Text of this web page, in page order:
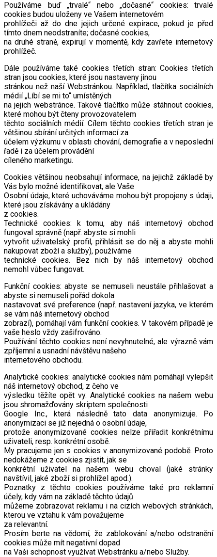
Používáme buď „trvalé“ nebo „dočasné“ cookies: trvalé
cookies budou uloženy ve Vašem internetovém
prohlížeči až do dne jejich určené expirace, pokud je před
tímto dnem neodstraníte; dočasné cookies,
na druhé straně, expirují v momentě, kdy zavřete internetový
prohlížeč.
Dále používáme také cookies třetích stran: Cookies třetích
stran jsou cookies, které jsou nastaveny jinou
stránkou než naší Webstránkou. Například, tlačítka sociálních
médií „Líbí se mi to“ umístěných
na jejich webstránce. Takové tlačítko může stáhnout cookies,
které mohou být čteny provozovatelem
těchto sociálních médií. Cílem těchto cookies třetích stran je
většinou sbírání určitých informací za
účelem výzkumu v oblasti chování, demografie a v neposlední
řadě i za účelem provádění
cíleného marketingu.
Cookies většinou neobsahují informace, na jejichž základě by
Vás bylo možné identifikovat, ale Vaše
Osobní údaje, které uchováváme mohou být propojeny s údaji,
které jsou získávány a ukládány
z cookies.
Technické cookies: k tomu, aby náš internetový obchod
fungoval správně (např. abyste si mohli
vytvořit uživatelský profil, přihlásit se do něj a abyste mohli
nakupovat zboží a služby), používáme
technické cookies. Bez nich by náš internetový obchod
nemohl vůbec fungovat.
Funkční cookies: abyste se nemuseli neustále přihlašovat a
abyste si nemuseli pořád dokola
nastavovat své preference (např. nastavení jazyka, ve kterém
se vám náš internetový obchod
zobrazí), pomáhají vám funkční cookies. V takovém případě je
vaše heslo vždy zašifrováno.
Používání těchto cookies není nevyhnutelné, ale výrazně vám
zpříjemní a usnadní návštěvu našeho
internetového obchodu.
Analytické cookies: analytické cookies nám pomáhají vylepšit
náš internetový obchod, z čeho ve
výsledku těžíte opět vy. Analytické cookies na našem webu
jsou shromažďovány skriptem společnosti
Google Inc., která následně tato data anonymizuje. Po
anonymizaci se již nejedná o osobní údaje,
protože anonymizované cookies nelze přiřadit konkrétnímu
uživateli, resp. konkrétní osobě.
My pracujeme jen s cookies v anonymizované podobě. Proto
nedokážeme z cookies zjistit, jak se
konkrétní uživatel na našem webu choval (jaké stránky
navštívil, jaké zboží si prohlížel apod.).
Poznatky z těchto cookies používáme také pro reklamní
účely, kdy vám na základě těchto údajů
můžeme zobrazovat reklamu i na cizích webových stránkách,
kterou ve vztahu k vám považujeme
za relevantní.
Prosím berte na vědomí, že zablokování a/nebo odstranění
cookies může mít negativní dopad
na Vaši schopnost využívat Webstránku a/nebo Služby.